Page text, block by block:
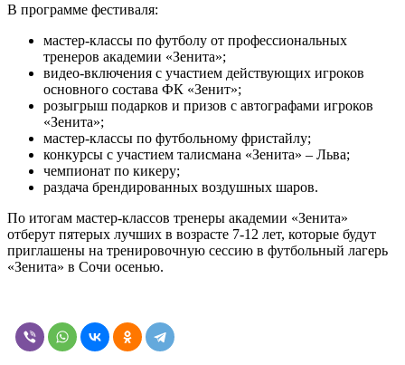
В программе фестиваля:
мастер-классы по футболу от профессиональных
тренеров академии «Зенита»;
видео-включения с участием действующих игроков
основного состава ФК «Зенит»;
розыгрыш подарков и призов с автографами игроков
«Зенита»;
мастер-классы по футбольному фристайлу;
конкурсы с участием талисмана «Зенита» – Льва;
чемпионат по кикеру;
раздача брендированных воздушных шаров.
По итогам мастер-классов тренеры академии «Зенита»
отберут пятерых лучших в возрасте 7-12 лет, которые будут
приглашены на тренировочную сессию в футбольный лагерь
«Зенита» в Сочи осенью.